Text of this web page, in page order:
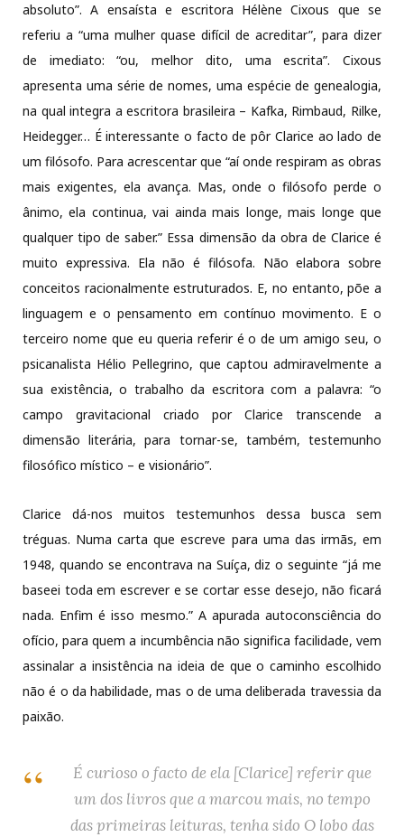
absoluto”. A ensaísta e escritora Hélène Cixous que se
referiu a “uma mulher quase difícil de acreditar”, para dizer
de imediato: “ou, melhor dito, uma escrita”. Cixous
apresenta uma série de nomes, uma espécie de genealogia,
na qual integra a escritora brasileira – Kafka, Rimbaud, Rilke,
Heidegger… É interessante o facto de pôr Clarice ao lado de
um filósofo. Para acrescentar que “aí onde respiram as obras
mais exigentes, ela avança. Mas, onde o filósofo perde o
ânimo, ela continua, vai ainda mais longe, mais longe que
qualquer tipo de saber.” Essa dimensão da obra de Clarice é
muito expressiva. Ela não é filósofa. Não elabora sobre
conceitos racionalmente estruturados. E, no entanto, põe a
linguagem e o pensamento em contínuo movimento. E o
terceiro nome que eu queria referir é o de um amigo seu, o
psicanalista Hélio Pellegrino, que captou admiravelmente a
sua existência, o trabalho da escritora com a palavra: “o
campo gravitacional criado por Clarice transcende a
dimensão literária, para tornar-se, também, testemunho
filosófico místico – e visionário”.
Clarice dá-nos muitos testemunhos dessa busca sem
tréguas. Numa carta que escreve para uma das irmãs, em
1948, quando se encontrava na Suíça, diz o seguinte “já me
baseei toda em escrever e se cortar esse desejo, não ficará
nada. Enfim é isso mesmo.” A apurada autoconsciência do
ofício, para quem a incumbência não significa facilidade, vem
assinalar a insistência na ideia de que o caminho escolhido
não é o da habilidade, mas o de uma deliberada travessia da
paixão.
É curioso o facto de ela [Clarice] referir que
um dos livros que a marcou mais, no tempo
das primeiras leituras, tenha sido O lobo das